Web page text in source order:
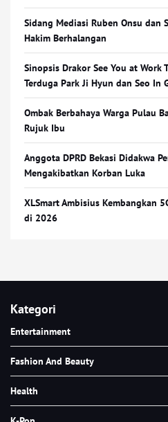
Sidang Mediasi Ruben Onsu dan
Hakim Berhalangan
Sinopsis Drakor See You at Work
Terduga Park Ji Hyun dan Seo In
Ombak Berbahaya Warga Pulau
Rujuk Ibu
Anggota DPRD Bekasi Didakwa
Mengakibatkan Korban Luka
XLSmart Ambisius Kembangkan
di 2026
Kategori
Entertainment
Fashion And Beauty
Health